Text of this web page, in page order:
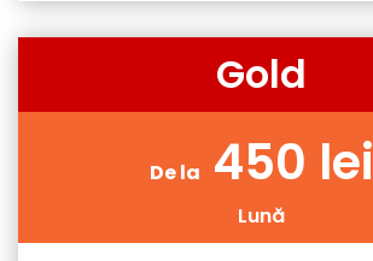
Gold
De la 450 lei
Lună